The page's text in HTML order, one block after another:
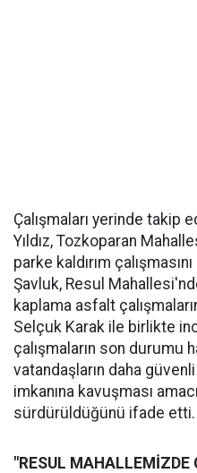
Çalışmaları yerinde takip
Yıldız, Tozkoparan
parke kaldırım
Şavluk, Resul
kaplama asfalt
Selçuk Karak ile birlikte
çalışmaların son durumu
vatandaşların daha
imkanına kavuşması
sürdürüldüğünü ifade etti.
"RESUL MAHALLEMİZDE